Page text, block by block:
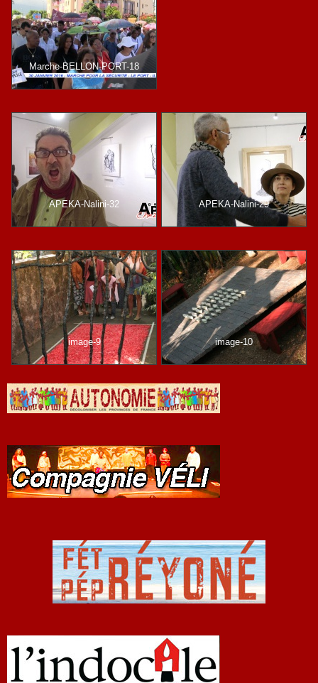
Marche-BELLON-PORT-18
APEKA-Nalini-32 APEKA-Nalini-29
image-9 image-10